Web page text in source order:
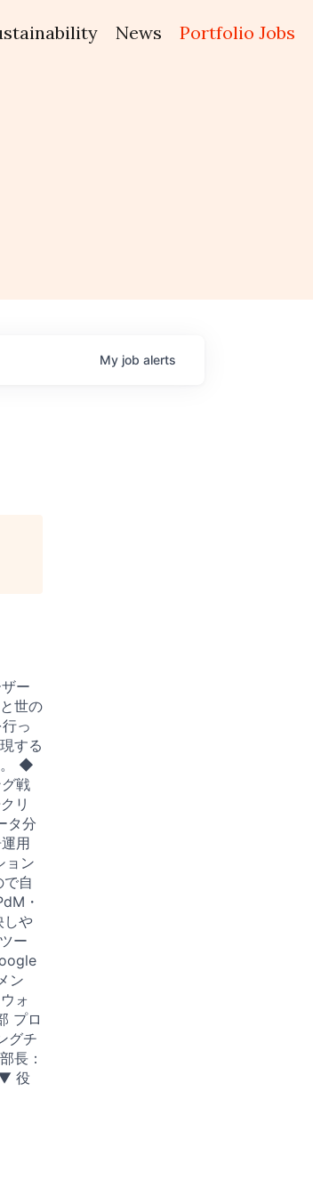
News Portfolio Jobs
My job alerts
ー
世の
っ
する
。 ◆
戦
リ
タ分
用
ョン
自
・
しや
ー
ン
ォ
プロ
グチ
長：
役